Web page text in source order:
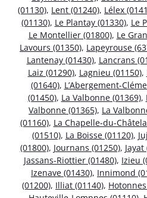
(01130), Lent (01240), Lélex
(01130), Le Plantay (01330), Le
Le Montellier (01800), Le
Lavours (01350), Lapeyrouse
Lantenay (01430), Lancrans
Laiz (01290), Lagnieu (01150),
(01640), L’Abergement-
(01450), La Valbonne (01369),
Valbonne (01365), La
(01160), La Chapelle-du-
(01510), La Boisse (01120),
(01800), Journans (01250), Jayat
Jassans-Riottier (01480), Izieu
Izenave (01430), Innimond
(01200), Illiat (01140),